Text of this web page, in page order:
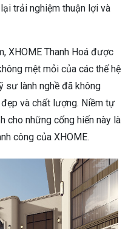
trải nghiệm thuận lợi và
XHOME Thanh Hoá được
mệt mỏi của các thế hệ
sư lành nghề đã không
và chất lượng. Niềm tự
cho những cống hiến này là
công của XHOME.